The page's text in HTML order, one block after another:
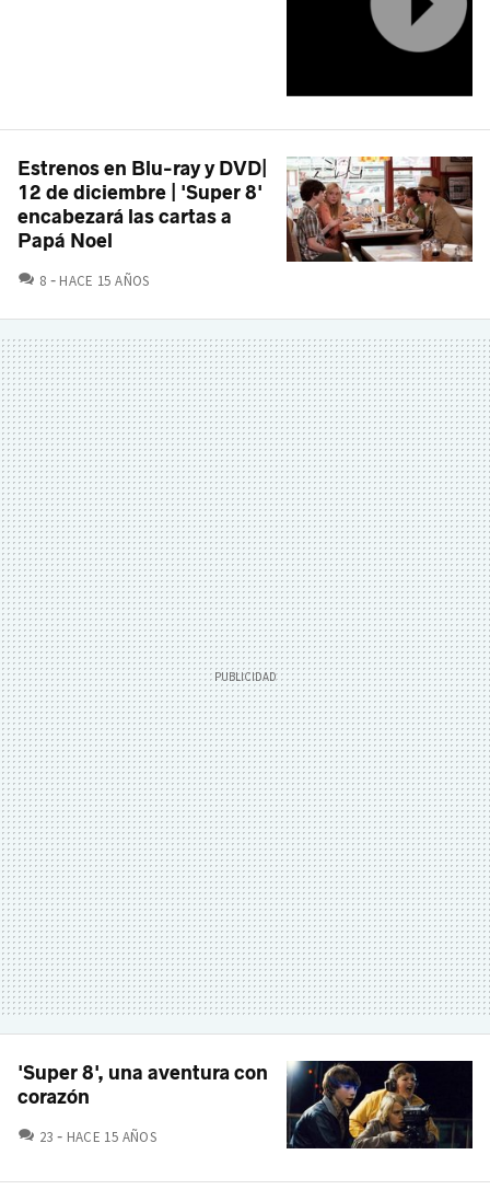
Estrenos en Blu-ray y DVD|
12 de diciembre | 'Super 8'
encabezará las cartas a
Papá Noel
8 COMENTARIOS
HACE 15 AÑOS
'Super 8', una aventura con
corazón
23 COMENTARIOS
HACE 15 AÑOS